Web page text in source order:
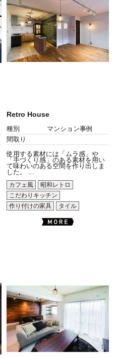
Retro House
種別
マンション事例
間取り
使用する素材には「ムラ感」や
「手づくり感」のある素材を用い
て味わいのある空間を作り出しま
した。 ...
カフェ風
昭和レトロ
こだわりキッチン
作り付けの家具
タイル